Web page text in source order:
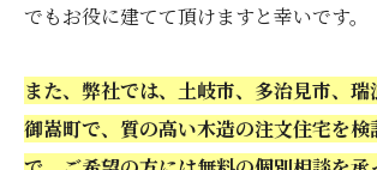
でもお役に建てて頂けますと幸いです。
また、弊社では、土岐市、多治見市、瑞
御嵩町で、質の高い木造の注文住宅を検